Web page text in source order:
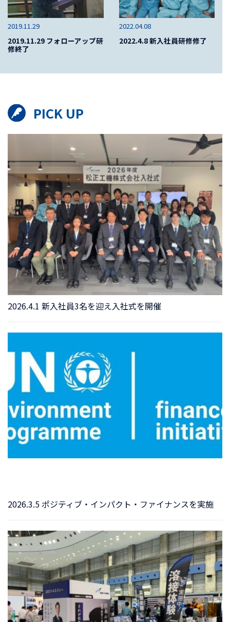
2019.11.29
2019.11.29 フォローアップ研
修終了
2022.04.08
2022.4.8 新入社員研修修了
PICK UP
2026.4.1 新入社員3名を迎え入社式を開催
2026.3.5 ポジティブ・インパクト・ファイナンスを実施